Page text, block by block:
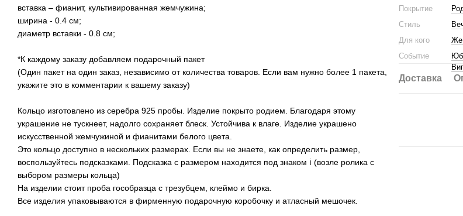
вставка – фианит, культивированная жемчужина;
ширина - 0.4 см;
диаметр вставки - 0.8 см;
*К каждому заказу добавляем подарочный пакет
(Один пакет на один заказ, независимо от количества товаров. Если вам нужно более 1 пакета,
укажите это в комментарии к вашему заказу)
Кольцо изготовлено из серебра 925 пробы. Изделие покрыто родием. Благодаря этому
украшение не тускнеет, надолго сохраняет блеск. Устойчива к влаге. Изделие украшено
искусственной жемчужиной и фианитами белого цвета.
Это кольцо доступно в нескольких размерах. Если вы не знаете, как определить размер,
воспользуйтесь подсказками. Подсказка с размером находится под знаком ℹ (возле ролика с
выбором размеры кольца)
На изделии стоит проба гособразца с трезубцем, клеймо и бирка.
Все изделия упаковываются в фирменную подарочную коробочку и атласный мешочек.
Покрытие
Стиль
Для кого
Событие
Доставка